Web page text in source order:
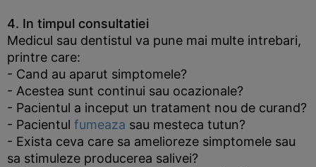
4. In timpul consultatiei
Medicul sau dentistul va pune mai multe intrebari,
printre care:
- Cand au aparut simptomele?
- Acestea sunt continui sau ocazionale?
- Pacientul a inceput un tratament nou de curand?
- Pacientul fumeaza sau mesteca tutun?
- Exista ceva care sa amelioreze simptomele sau
sa stimuleze producerea salivei?